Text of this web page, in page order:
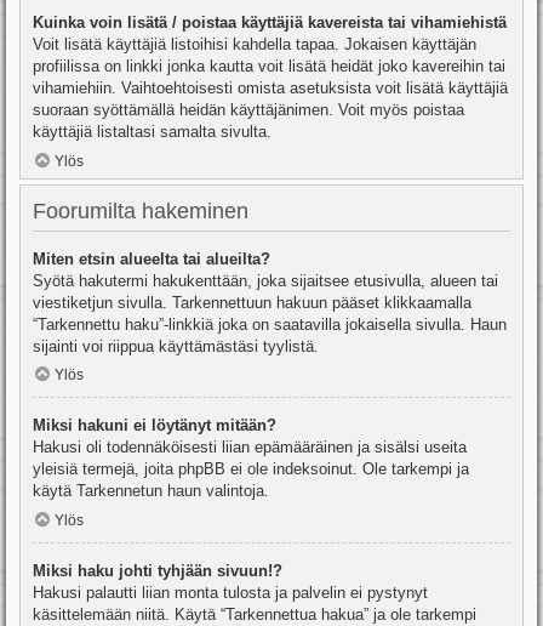
Kuinka voin lisätä / poistaa käyttäjiä kavereista tai vihamiehistä
Voit lisätä käyttäjiä listoihisi kahdella tapaa. Jokaisen käyttäjän
profiilissa on linkki jonka kautta voit lisätä heidät joko kavereihin tai
vihamiehiin. Vaihtoehtoisesti omista asetuksista voit lisätä käyttäjiä
suoraan syöttämällä heidän käyttäjänimen. Voit myös poistaa
käyttäjiä listaltasi samalta sivulta.
Ylös
Foorumilta hakeminen
Miten etsin alueelta tai alueilta?
Syötä hakutermi hakukenttään, joka sijaitsee etusivulla, alueen tai
viestiketjun sivulla. Tarkennettuun hakuun pääset klikkaamalla
“Tarkennettu haku”-linkkiä joka on saatavilla jokaisella sivulla. Haun
sijainti voi riippua käyttämästäsi tyylistä.
Ylös
Miksi hakuni ei löytänyt mitään?
Hakusi oli todennäköisesti liian epämääräinen ja sisälsi useita
yleisiä termejä, joita phpBB ei ole indeksoinut. Ole tarkempi ja
käytä Tarkennetun haun valintoja.
Ylös
Miksi haku johti tyhjään sivuun!?
Hakusi palautti liian monta tulosta ja palvelin ei pystynyt
käsittelemään niitä. Käytä “Tarkennettua hakua” ja ole tarkempi